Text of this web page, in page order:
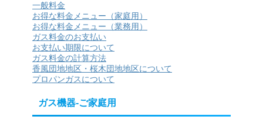
一般料金
お得な料金メニュー（家庭用）
お得な料金メニュー（業務用）
ガス料金のお支払い
お支払い期限について
ガス料金の計算方法
香風団地地区・桜木団地地区について
プロパンガスについて
ガス機器-ご家庭用